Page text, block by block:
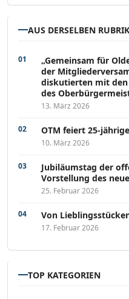
AUS DERSELBEN RUBRIK
„Gemeinsam für
der
diskutierten mit
des
13. März 2026
OTM feiert 25-
10. März 2026
Jubiläumstag der
Vorstellung des
25. Februar 2026
Von
17. Februar 2026
TOP KATEGORIEN